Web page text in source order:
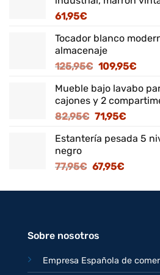
61,95€
Tocador blanco
almacenaje
125,95€ El
original
era:
125,95€.
109,95€El
es:
Mueble bajo lavabo
cajones y 2
82,95€ El
original
82,95€.
71,95€El
actual
Estantería pesada 5
negro
77,95€ El
original
67,95€El
actual
Sobre nosotros
Empresa Española de